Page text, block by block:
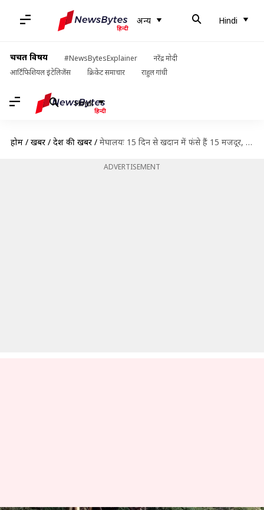
अन्य Hindi
चर्चित विषय #NewsBytesExplainer
नरेंद्र मोदी
आर्टिफिशियल इंटेलिजेंस
क्रिकेट समाचार राहुल गांधी
Hindi
होम / खबरें / देश की खबरें / मेघालयः 15 दिन से खदान में फंसे हैं 15 मजदूर, राहत दल के पास उपकरण नहीं
ADVERTISEMENT